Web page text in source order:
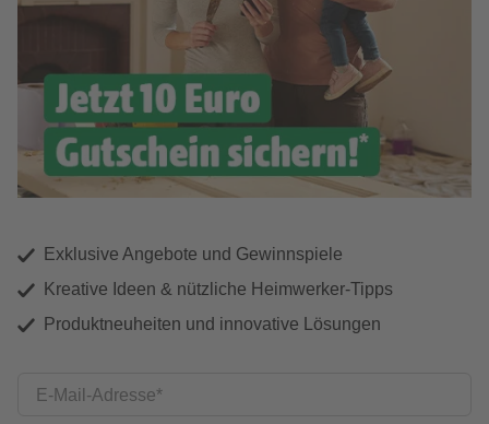
Exklusive Angebote und Gewinnspiele
Kreative Ideen & nützliche Heimwerker-Tipps
Produktneuheiten und innovative Lösungen
E-Mail-Adresse